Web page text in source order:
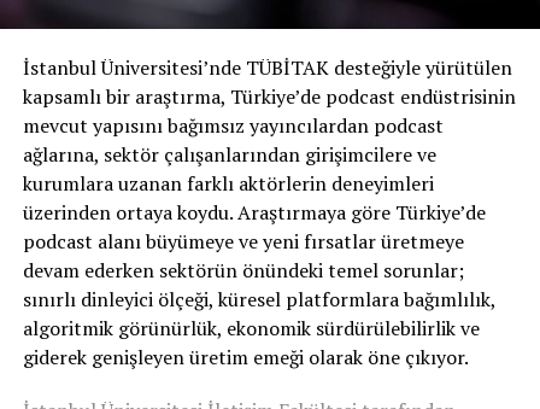
Duyuru, Spotify’ınyakın zamanda
Greenroom Creator
Fund’ı kapatmasıyla geldi. Fona başvuran içerik
oluşturuculara gönderilen bir e-postada Spotify,
başvuru sahiplerine içerik oluşturucu fonunun “devam
etmeyeceğini” bildirdi. E-posta’da ayrıca Spotify’ın
bunun yerine “canlı içerik oluşturucular için diğer
girişimlere yönelmeyi” planladığını duyurdu. Ayrıca
şirketin gelecekte canlı içerik oluşturucular için başka
yeni para kazanma seçenekleri sunacağını da ima edildi.
Kaynak:Techcrunch
İstanbul Üniversitesi’nde TÜBİTAK desteğiyle yürütülen
kapsamlı bir araştırma, Türkiye’de podcast endüstrisinin
mevcut yapısını bağımsız yayıncılardan podcast
ağlarına, sektör çalışanlarından girişimcilere ve
kurumlara uzanan farklı aktörlerin deneyimleri
üzerinden ortaya koydu. Araştırmaya göre Türkiye’de
podcast alanı büyümeye ve yeni fırsatlar üretmeye
devam ederken sektörün önündeki temel sorunlar;
sınırlı dinleyici ölçeği, küresel platformlara bağımlılık,
algoritmik görünürlük, ekonomik sürdürülebilirlik ve
giderek genişleyen üretim emeği olarak öne çıkıyor.